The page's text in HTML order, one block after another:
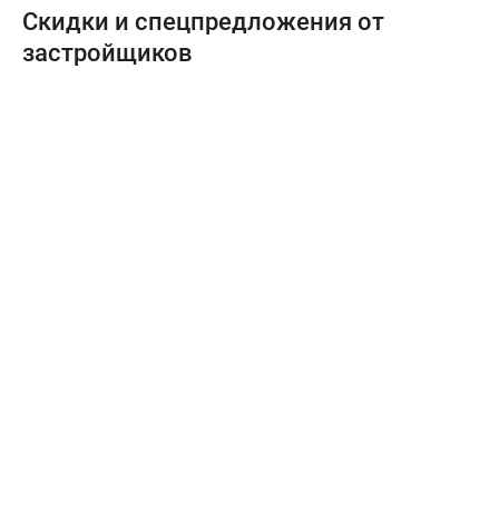
Скидки и спецпредложения от
застройщиков